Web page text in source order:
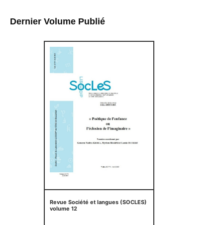
Dernier Volume Publié
Revue Société et langues (SOCLES)
volume 12